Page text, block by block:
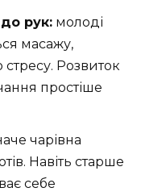
рук: молоді
масажу,
стресу. Розвиток
простіше
чарівна
Навіть старше
себе